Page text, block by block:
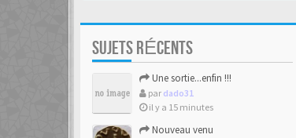
SUJETS RÉCENTS
Une sortie...enfin !!!
par dado31
il y a 15 minutes
Nouveau venu